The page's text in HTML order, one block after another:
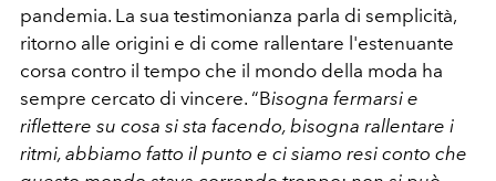
pandemia. La sua testimonianza parla di semplicità,
ritorno alle origini e di come rallentare l'estenuante
corsa contro il tempo che il mondo della moda ha
sempre cercato di vincere. “Bisogna fermarsi e
riflettere su cosa si sta facendo, bisogna rallentare i
ritmi, abbiamo fatto il punto e ci siamo resi conto che